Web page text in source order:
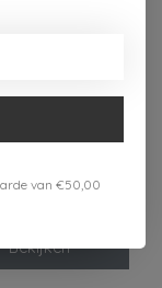
Bekijken
van €50,00